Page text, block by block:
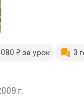
₽ за урок
3
г.